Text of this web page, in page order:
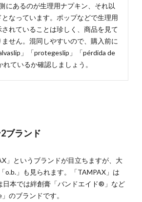
にあるのが生理用ナプキン、それ以
なっています。ポップなどで生理用
れていることは珍しく、商品を見て
せん。混同しやすいので、購入前に
」「protegeslip」「pérdida de
ているか確認しましょう。
ブランド
」というブランドが目立ちますが、大
o.b.」も見られます。「TAMPAX」は
日本では絆創膏「バンドエイド®」など
のブランドです。